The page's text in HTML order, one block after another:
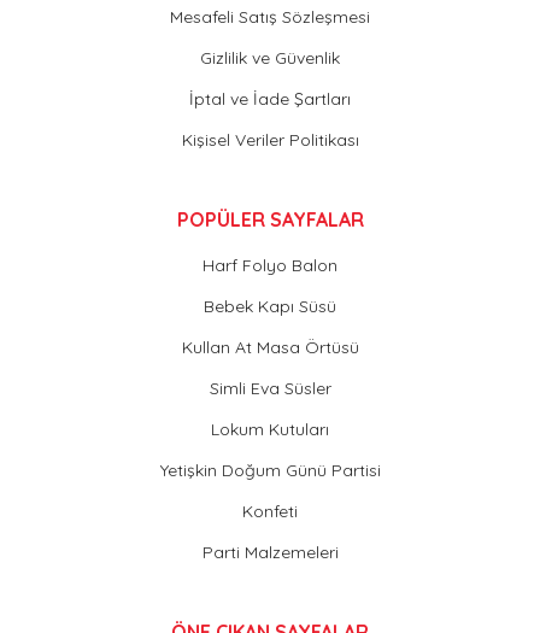
Mesafeli Satış Sözleşmesi
Gizlilik ve Güvenlik
İptal ve İade Şartları
Kişisel Veriler Politikası
POPÜLER SAYFALAR
Harf Folyo Balon
Bebek Kapı Süsü
Kullan At Masa Örtüsü
Simli Eva Süsler
Lokum Kutuları
Yetişkin Doğum Günü Partisi
Konfeti
Parti Malzemeleri